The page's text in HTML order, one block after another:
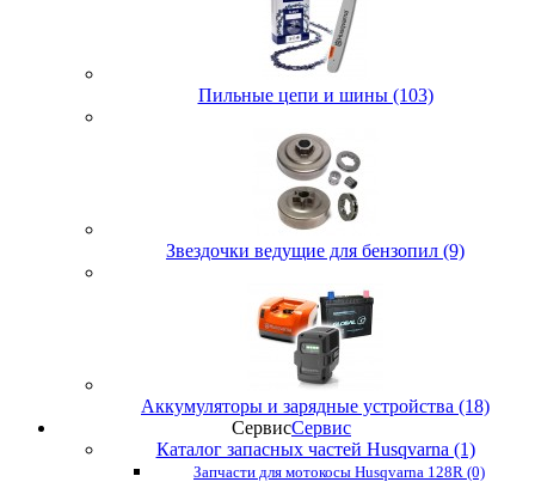
Пильные цепи и шины (103)
Звездочки ведущие для бензопил (9)
Аккумуляторы и зарядные устройства (18)
СервисСервис
Каталог запасных частей Husqvarna (1)
Запчасти для мотокосы Husqvarna 128R (0)